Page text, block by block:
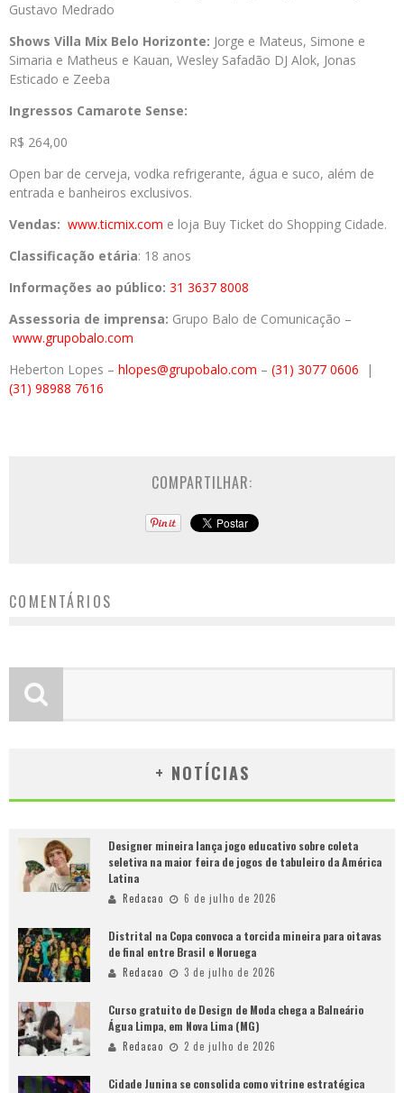
Gustavo Medrado
Shows Villa Mix Belo Horizonte: Jorge e Mateus, Simone e
Simaria e Matheus e Kauan, Wesley Safadão DJ Alok, Jonas
Esticado e Zeeba
Ingressos Camarote Sense:
R$ 264,00
Open bar de cerveja, vodka refrigerante, água e suco, além de
entrada e banheiros exclusivos.
Vendas: www.ticmix.com e loja Buy Ticket do Shopping Cidade.
Classificação etária: 18 anos
Informações ao público: 31 3637 8008
Assessoria de imprensa: Grupo Balo de Comunicação –
www.grupobalo.com
Heberton Lopes – hlopes@grupobalo.com – (31) 3077 0606 |
(31) 98988 7616
COMPARTILHAR:
COMENTÁRIOS
+ NOTÍCIAS
Designer mineira lança jogo educativo sobre coleta
seletiva na maior feira de jogos de tabuleiro da América
Latina
Redacao 6 de julho de 2026
Distrital na Copa convoca a torcida mineira para oitavas
de final entre Brasil e Noruega
Redacao 3 de julho de 2026
Curso gratuito de Design de Moda chega a Balneário
Água Limpa, em Nova Lima (MG)
Redacao 2 de julho de 2026
Cidade Junina se consolida como vitrine estratégica